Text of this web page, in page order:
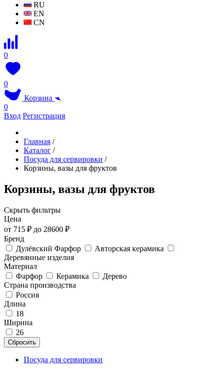
RU
EN
CN
0
0
Корзина
0
Вход Регистрация
Главная /
Каталог /
Посуда для сервировки /
Корзины, вазы для фруктов
Корзины, вазы для фруктов
Скрыть фильтры
Цена
от 715 ₽ до 28600 ₽
Бренд
Дулёвский Фарфор
Авторская керамика
Деревянные изделия
Материал
Фарфор
Керамика
Дерево
Страна производства
Россия
Длина
18
Ширина
26
Сбросить
Посуда для сервировки